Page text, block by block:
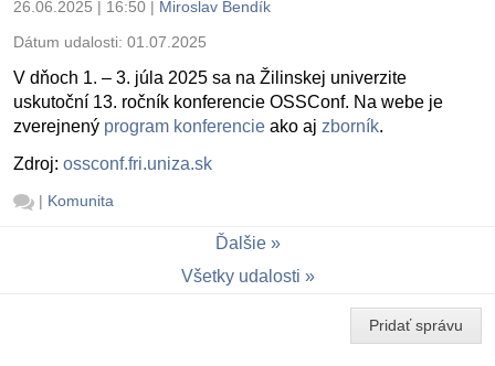
26.06.2025 | 16:50 | Miroslav Bendík
Dátum udalosti: 01.07.2025
V dňoch 1. – 3. júla 2025 sa na Žilinskej univerzite
uskutoční 13. ročník konferencie OSSConf. Na webe je
zverejnený program konferencie ako aj zborník.
Zdroj: ossconf.fri.uniza.sk
| Komunita
Ďalšie
Všetky udalosti
Pridať správu